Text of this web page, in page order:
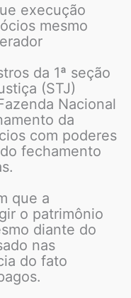
execução
mesmo
da 1ª seção
(STJ)
Nacional
da
com poderes
fechamento
que a
o patrimônio
diante do
nas
do fato